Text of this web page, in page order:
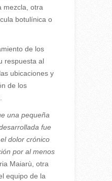
mezcla, otra
botulínica o
de los
respuesta al
ubicaciones y
de los
una pequeña
fue
dolor crónico
por al menos
Maiarù, otra
equipo de la